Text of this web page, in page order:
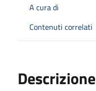
A cura di
Contenuti correlati
Descrizione